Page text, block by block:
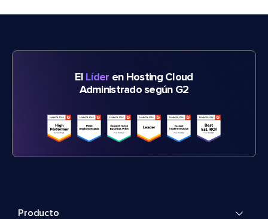
El Líder en Hosting Cloud
Administrado según G2
Producto